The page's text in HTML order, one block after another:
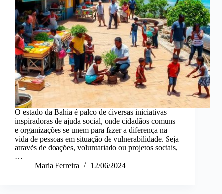
O estado da Bahia é palco de diversas iniciativas
inspiradoras de ajuda social, onde cidadãos comuns
e organizações se unem para fazer a diferença na
vida de pessoas em situação de vulnerabilidade. Seja
através de doações, voluntariado ou projetos sociais,
…
Maria Ferreira
12/06/2024